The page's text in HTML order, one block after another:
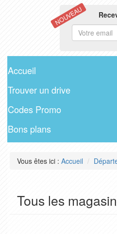
NOUVEAU
Accueil
Trouver un drive
Codes Promo
Bons plans
Vous êtes ici : Accueil
Tous les